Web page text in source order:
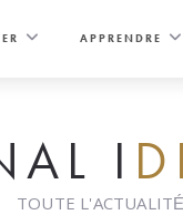
APPRENDRE
I
TOUTE